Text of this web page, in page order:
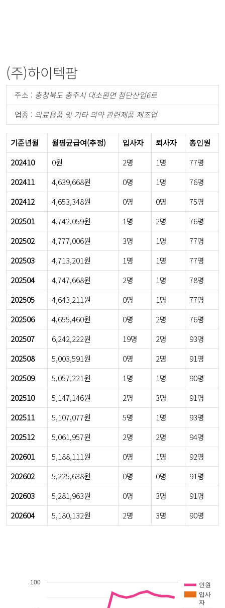
(주)하이텍팜
주소 : 충청북도 충주시 대소원면 첨단산업6로
업종 : 의료용품 및 기타 의약 관련제품 제조업
기준년월 월평균급여(추정) 입사자 퇴사자
총인원
202410
0원 2명 1명
77명
202411
4,639,668원 0명 1명
76명
202412
4,653,348원 0명 0명
75명
202501
4,742,059원 1명 2명
76명
202502
4,777,006원 3명 1명
77명
202503
4,713,201원 1명 1명
77명
202504
4,747,668원 2명 1명
78명
202505
4,643,211원 0명 1명
77명
202506
4,655,460원 0명 2명
76명
202507
6,242,222원 19명 2명
93명
202508
5,003,591원 0명 2명
91명
202509
5,057,221원 1명 1명
90명
202510
5,147,146원 2명 3명
91명
202511
5,107,077원 5명 1명
93명
202512
5,061,957원 2명 2명
94명
202601
5,188,111원 0명 1명
92명
202602
5,225,638원 0명 0명
91명
202603
5,281,963원 0명 3명
91명
202604
5,180,132원 2명 3명 90명
인원
입사
자
100